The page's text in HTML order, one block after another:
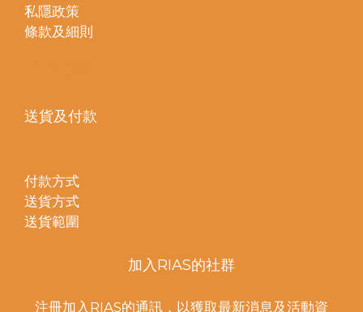
私隱政策
條款及細則
送貨及付款
付款方式
送貨方式
送貨範圍
加入RIAS的社群
注冊加入RIAS的通訊，以獲取最新消息及活動資